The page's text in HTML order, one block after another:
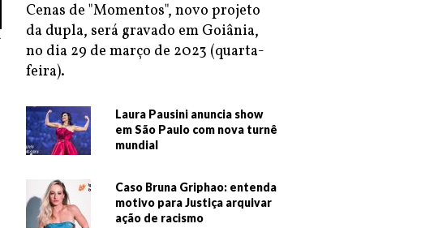
Cenas de "Momentos", novo projeto
da dupla, será gravado em Goiânia,
no dia 29 de março de 2023 (quarta-
feira).
Laura Pausini anuncia show
em São Paulo com nova turnê
mundial
Caso Bruna Griphao: entenda
motivo para Justiça arquivar
ação de racismo